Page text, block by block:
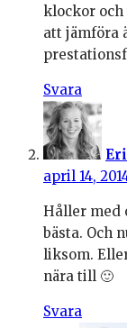
klockor
att jämföra
Svara
april 14,
Håller med
bästa. Och
liksom.
nära till 🙂
Svara